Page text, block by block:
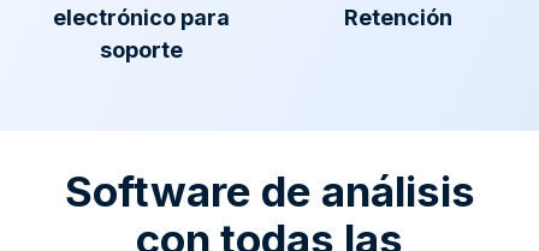
electrónico para
soporte
Retención
Software de análisis
con todas las